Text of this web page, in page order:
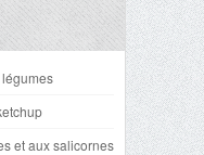
et aux salicornes